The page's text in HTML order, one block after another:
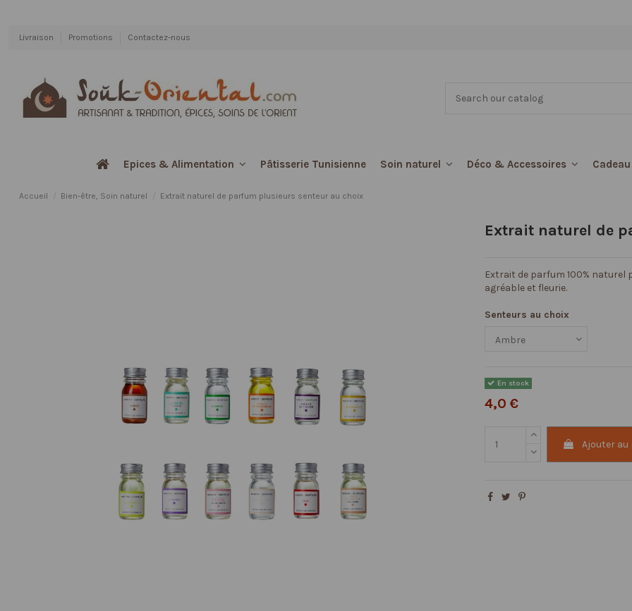
Livraison Promotions Contactez-nous
Epices & Alimentation Pâtisserie Tunisienne Soin naturel Déco & Accessoires Cadeau
Accueil Bien-être, Soin naturel Extrait naturel de parfum plusieurs senteur au choix
Extrait naturel de
Extrait de parfum 100%
agréable et fleurie.
Senteurs au choix
En stock
4,0 €
Ajouter au